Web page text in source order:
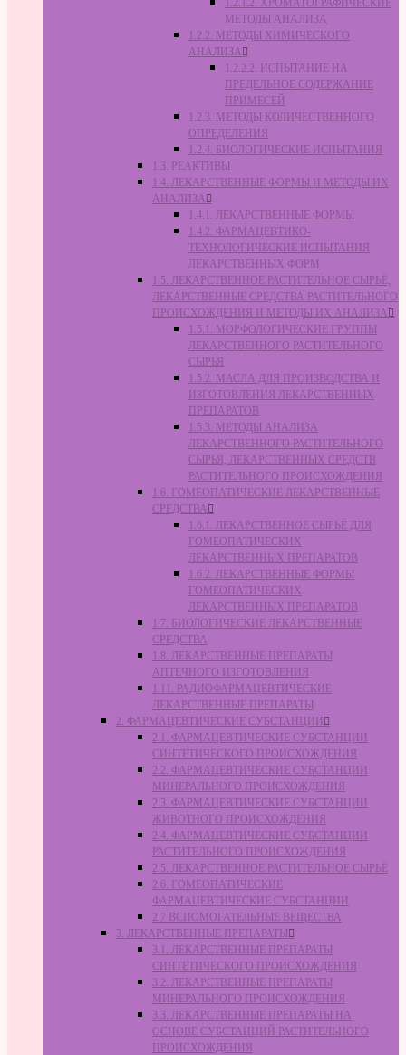
1.2.1.2. ХРОМАТОГРАФИЧЕСКИЕ
МЕТОДЫ АНАЛИЗА
1.2.2. МЕТОДЫ ХИМИЧЕСКОГО
АНАЛИЗА
1.2.2.2. ИСПЫТАНИЕ НА
ПРЕДЕЛЬНОЕ СОДЕРЖАНИЕ
ПРИМЕСЕЙ
1.2.3. МЕТОДЫ КОЛИЧЕСТВЕННОГО
ОПРЕДЕЛЕНИЯ
1.2.4. БИОЛОГИЧЕСКИЕ ИСПЫТАНИЯ
1.3. РЕАКТИВЫ
1.4. ЛЕКАРСТВЕННЫЕ ФОРМЫ И МЕТОДЫ ИХ
АНАЛИЗА
1.4.1. ЛЕКАРСТВЕННЫЕ ФОРМЫ
1.4.2. ФАРМАЦЕВТИКО-
ТЕХНОЛОГИЧЕСКИЕ ИСПЫТАНИЯ
ЛЕКАРСТВЕННЫХ ФОРМ
1.5. ЛЕКАРСТВЕННОЕ РАСТИТЕЛЬНОЕ СЫРЬЁ,
ЛЕКАРСТВЕННЫЕ СРЕДСТВА РАСТИТЕЛЬНОГО
ПРОИСХОЖДЕНИЯ И МЕТОДЫ ИХ АНАЛИЗА
1.5.1. МОРФОЛОГИЧЕСКИЕ ГРУППЫ
ЛЕКАРСТВЕННОГО РАСТИТЕЛЬНОГО
СЫРЬЯ
1.5.2. МАСЛА ДЛЯ ПРОИЗВОДСТВА И
ИЗГОТОВЛЕНИЯ ЛЕКАРСТВЕННЫХ
ПРЕПАРАТОВ
1.5.3. МЕТОДЫ АНАЛИЗА
ЛЕКАРСТВЕННОГО РАСТИТЕЛЬНОГО
СЫРЬЯ, ЛЕКАРСТВЕННЫХ СРЕДСТВ
РАСТИТЕЛЬНОГО ПРОИСХОЖДЕНИЯ
1.6. ГОМЕОПАТИЧЕСКИЕ ЛЕКАРСТВЕННЫЕ
СРЕДСТВА
1.6.1. ЛЕКАРСТВЕННОЕ СЫРЬЁ ДЛЯ
ГОМЕОПАТИЧЕСКИХ
ЛЕКАРСТВЕННЫХ ПРЕПАРАТОВ
1.6.2. ЛЕКАРСТВЕННЫЕ ФОРМЫ
ГОМЕОПАТИЧЕСКИХ
ЛЕКАРСТВЕННЫХ ПРЕПАРАТОВ
1.7. БИОЛОГИЧЕСКИЕ ЛЕКАРСТВЕННЫЕ
СРЕДСТВА
1.8. ЛЕКАРСТВЕННЫЕ ПРЕПАРАТЫ
АПТЕЧНОГО ИЗГОТОВЛЕНИЯ
1.11. РАДИОФАРМАЦЕВТИЧЕСКИЕ
ЛЕКАРСТВЕННЫЕ ПРЕПАРАТЫ
2. ФАРМАЦЕВТИЧЕСКИЕ СУБСТАНЦИИ
2.1. ФАРМАЦЕВТИЧЕСКИЕ СУБСТАНЦИИ
СИНТЕТИЧЕСКОГО ПРОИСХОЖДЕНИЯ
2.2. ФАРМАЦЕВТИЧЕСКИЕ СУБСТАНЦИИ
МИНЕРАЛЬНОГО ПРОИСХОЖДЕНИЯ
2.3. ФАРМАЦЕВТИЧЕСКИЕ СУБСТАНЦИИ
ЖИВОТНОГО ПРОИСХОЖДЕНИЯ
2.4. ФАРМАЦЕВТИЧЕСКИЕ СУБСТАНЦИИ
РАСТИТЕЛЬНОГО ПРОИСХОЖДЕНИЯ
2.5. ЛЕКАРСТВЕННОЕ РАСТИТЕЛЬНОЕ СЫРЬЁ
2.6. ГОМЕОПАТИЧЕСКИЕ
ФАРМАЦЕВТИЧЕСКИЕ СУБСТАНЦИИ
2.7 ВСПОМОГАТЕЛЬНЫЕ ВЕЩЕСТВА
3. ЛЕКАРСТВЕННЫЕ ПРЕПАРАТЫ
3.1. ЛЕКАРСТВЕННЫЕ ПРЕПАРАТЫ
СИНТЕТИЧЕСКОГО ПРОИСХОЖДЕНИЯ
3.2. ЛЕКАРСТВЕННЫЕ ПРЕПАРАТЫ
МИНЕРАЛЬНОГО ПРОИСХОЖДЕНИЯ
3.3. ЛЕКАРСТВЕННЫЕ ПРЕПАРАТЫ НА
ОСНОВЕ СУБСТАНЦИЙ РАСТИТЕЛЬНОГО
ПРОИСХОЖДЕНИЯ